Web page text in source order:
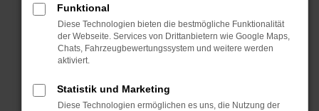
Fenster?
Starte dein Gerät neu.
Das kann manchmal helfen, vorübergehende
Probleme zu beheben.
Stelle sicher, dass dein Browser und dein
Betriebssystem auf dem neuesten Stand
Funktional
Diese Technologien bieten die bestmögliche Funktionalität
der Webseite. Services von Drittanbietern wie Google Maps,
Chats, Fahrzeugbewertungssystem und weitere werden
aktiviert.
Statistik und Marketing
Diese Technologien ermöglichen es uns, die Nutzung der